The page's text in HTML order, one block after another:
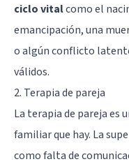
ciclo vitalcomo el
emancipación, una
o algún conflicto
válidos.
2. Terapia de pareja
La terapia de pareja es
familiar que hay. La
como falta de